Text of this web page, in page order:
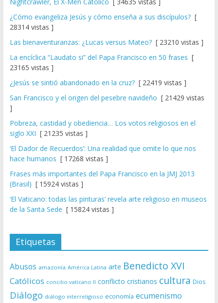
¿Cómo evangeliza Jesús y cómo enseña a sus discípulos?[
28314 vistas ]
Las bienaventuranzas: ¿Lucas versus Mateo?[ 23210 vistas ]
La encíclica “Laudato si” del Papa Francisco en 50 frases [
23165 vistas ]
¿Jesús se sintió abandonado en la cruz?[ 22419 vistas ]
San Francisco y el origen del pesebre navideño [ 21429 vistas
]
Pobreza, castidad y obediencia… Los votos religiosos en el
siglo XXI [ 21235 vistas ]
‘El Dador de Recuerdos’: Una realidad que omite lo que nos
hace humanos [ 17268 vistas ]
Frases más importantes del Papa Francisco en la JMJ 2013
(Brasil) [ 15924 vistas ]
‘El Vaticano: todas las pinturas’ revela arte religioso en museos
de la Santa Sede [ 15824 vistas ]
Etiquetas
Abusos amazonía América Latina arte Benedicto XVI
Católicos concilio vaticano II conflicto cristianos cultura Dios
Diálogo diálogo interreligioso economía ecumenismo